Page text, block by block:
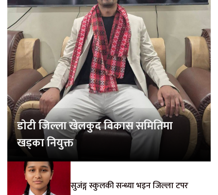
डाेटी जिल्ला खेलकुद विकास समितिमा
खड्का नियुक्त
सुजंङ्ग स्कुलकी सन्ध्या भइन जिल्ला टपर